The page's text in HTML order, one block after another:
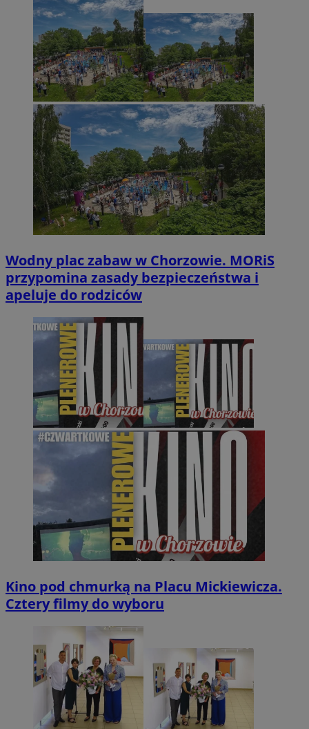
Wodny plac zabaw w Chorzowie. MORiS
przypomina zasady bezpieczeństwa i
apeluje do rodziców
Kino pod chmurką na Placu Mickiewicza.
Cztery filmy do wyboru